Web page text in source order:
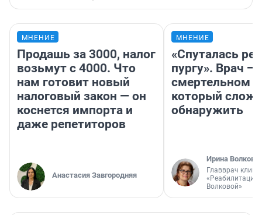
МНЕНИЕ
Продашь за 3000, налог
возьмут с 4000. Что
нам готовит новый
налоговый закон — он
коснется импорта и
даже репетиторов
Анастасия Завгородняя
МНЕНИЕ
«Спуталась
пургу». Врач —
смертельном
который
обнаружить
Ирина Волкова
Главврач
«Реабилитация
Волковой»